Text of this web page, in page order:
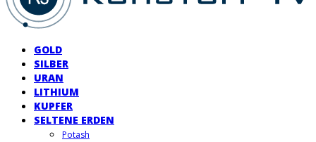
GOLD
SILBER
URAN
LITHIUM
KUPFER
SELTENE ERDEN
Potash